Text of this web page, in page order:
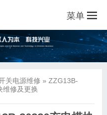
菜单
关电源维修 » ZZG13B-
维修及更换